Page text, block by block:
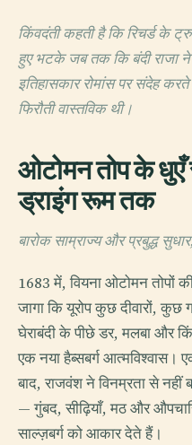
किंवदंती कहती है कि रिचर्ड के
हुए भटके जब तक कि बंदी राजा ने
इतिहासकार रोमांस पर संदेह
फिरौती वास्तविक थी।
ओटोमन तोप के धुएँ
ड्राइंग रूम तक
बारोक साम्राज्य और प्रबुद्ध
1683 में, वियना ओटोमन तोपों
जागा कि यूरोप कुछ दीवारों, कुछ
घेराबंदी के पीछे डर, मलबा और
एक नया हैब्सबर्ग
बाद, राजवंश ने विनम्रता से नहीं
— गुंबद, सीढ़ियाँ, मठ और
साल्ज़बर्ग को आकार देते हैं।